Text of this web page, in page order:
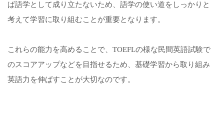
ば語学として成り立たないため、語学の使い道をしっかりと
考えて学習に取り組むことが重要となります。
これらの能力を高めることで、TOEFLの様な民間英語試験で
のスコアアップなどを目指せるため、基礎学習から取り組み
英語力を伸ばすことが大切なのです。